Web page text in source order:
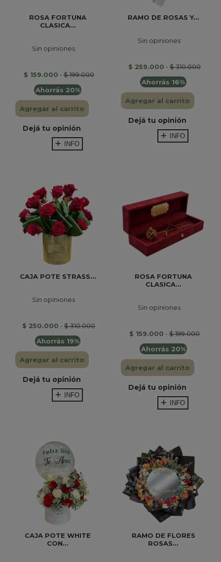
ROSA FORTUNA
CLASICA...
Sin opiniones
$ 159.000 -$ 199.000
Ahorrás 20%
Agregar al carrito
Dejá tu opinión
INFO
RAMO DE ROSAS Y...
Sin opiniones
$ 259.000 -$ 310.000
Ahorrás 16%
Agregar al carrito
Dejá tu opinión
INFO
CAJA POTE STRASS...
Sin opiniones
$ 250.000 - $ 310.000
Ahorrás 19%
Agregar al carrito
Dejá tu opinión
INFO
ROSA FORTUNA
CLASICA...
Sin opiniones
$ 159.000 -$ 199.000
Ahorrás 20%
Agregar al carrito
Dejá tu opinión
INFO
CAJA POTE WHITE
CON...
RAMO DE FLORES
ROSAS...